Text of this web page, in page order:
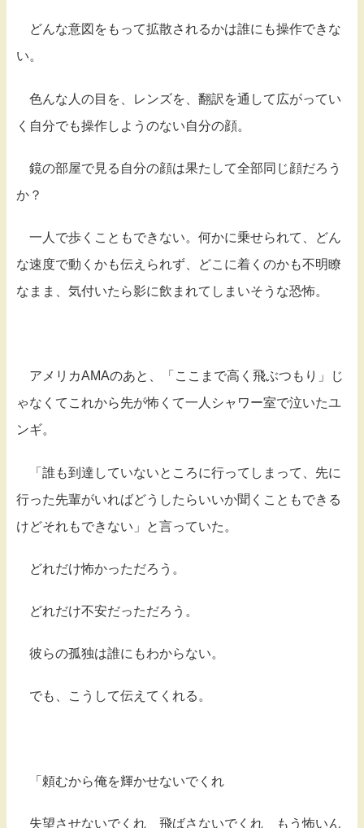
どんな意図をもって拡散されるかは誰にも操作できな
い。
色んな人の目を、レンズを、翻訳を通して広がってい
く自分でも操作しようのない自分の顔。
鏡の部屋で見る自分の顔は果たして全部同じ顔だろう
か？
一人で歩くこともできない。何かに乗せられて、どん
な速度で動くかも伝えられず、どこに着くのかも不明瞭
なまま、気付いたら影に飲まれてしまいそうな恐怖。
アメリカAMAのあと、「ここまで高く飛ぶつもり」じ
ゃなくてこれから先が怖くて一人シャワー室で泣いたユ
ンギ。
「誰も到達していないところに行ってしまって、先に
行った先輩がいればどうしたらいいか聞くこともできる
けどそれもできない」と言っていた。
どれだけ怖かっただろう。
どれだけ不安だっただろう。
彼らの孤独は誰にもわからない。
でも、こうして伝えてくれる。
「頼むから俺を輝かせないでくれ
失望させないでくれ 飛ばさないでくれ もう怖いん